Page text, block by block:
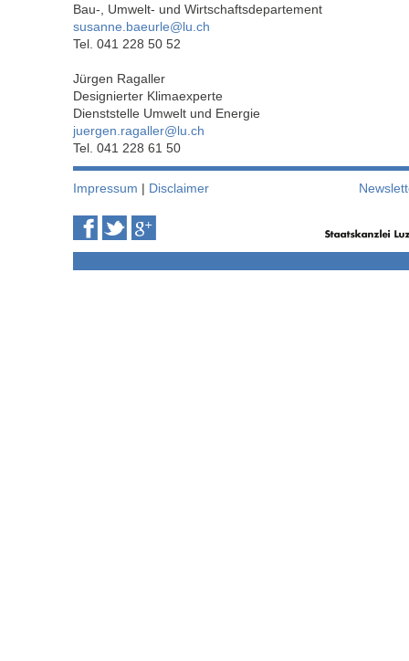
Bau-, Umwelt- und Wirtschaftsdepartement
susanne.baeurle@lu.ch
Tel. 041 228 50 52
Jürgen Ragaller
Designierter Klimaexperte
Dienststelle Umwelt und Energie
juergen.ragaller@lu.ch
Tel. 041 228 61 50
Impressum | Disclaimer